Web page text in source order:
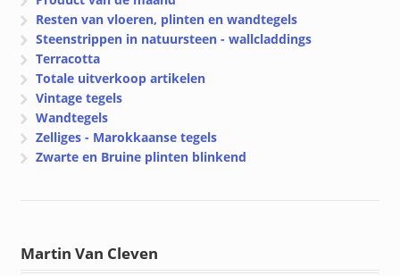
Resten van vloeren, plinten en wandtegels
Steenstrippen in natuursteen - wallcladdings
Terracotta
Totale uitverkoop artikelen
Vintage tegels
Wandtegels
Zelliges - Marokkaanse tegels
Zwarte en Bruine plinten blinkend
Martin Van Cleven